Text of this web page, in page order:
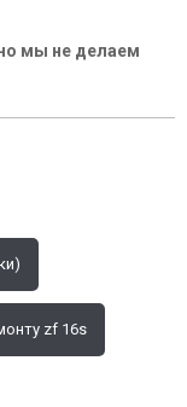
мы не делаем
zf 16s